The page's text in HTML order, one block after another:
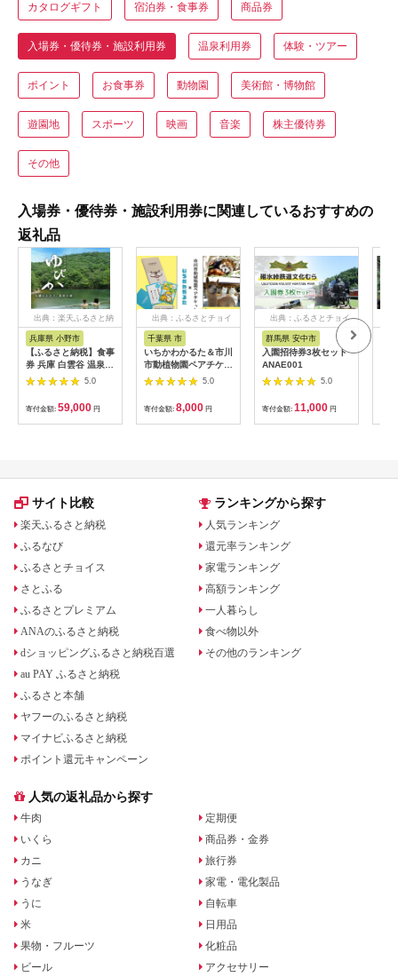
カタログギフト 宿泊券・食事券 商品券
入場券・優待券・施設利用券 温泉利用券 体験・ツアー
ポイント お食事券 動物園 美術館・博物館
遊園地 スポーツ 映画 音楽 株主優待券
その他
入場券・優待券・施設利用券に関連しているおすすめの
返礼品
出典：楽天ふるさと納
兵庫県 小野市
【ふるさと納税】食事
券 兵庫 白雲谷 温泉
ゆぴか 入浴券 10枚＋
お食事券 (1,000円)
10枚 セット 旅行 旅
温泉旅行 スパ サウナ
岩盤浴 マッサージ エ
トラン 健康 美容 兵庫
5.0
寄付金額: 59,000 円
出典：ふるさとチョイ
千葉県 市
いちかわかるた＆市川
市動植物園ペアチケッ
ト 【12203-0196】
5.0
寄付金額: 8,000 円
出典：ふるさとチョイ
群馬県 安中市
入園招待券3枚セット
ANAE001
5.0
寄付金額: 11,000 円
サイト比較
楽天ふるさと納税
ふるなび
ふるさとチョイス
さとふる
ふるさとプレミアム
ANAのふるさと納税
dショッピングふるさと納税百選
au PAY ふるさと納税
ふるさと本舗
ヤフーのふるさと納税
マイナビふるさと納税
ポイント還元キャンペーン
ランキングから探す
人気ランキング
還元率ランキング
家電ランキング
高額ランキング
一人暮らし
食べ物以外
その他のランキング
人気の返礼品から探す
牛肉
いくら
カニ
うなぎ
うに
米
果物・フルーツ
ビール
定期便
商品券・金券
旅行券
家電・電化製品
自転車
日用品
化粧品
アクセサリー